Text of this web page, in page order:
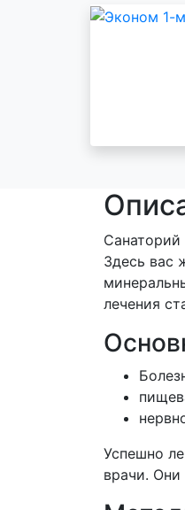
Санаторий
Здесь вас
лечения
Успешно
врачи. Они